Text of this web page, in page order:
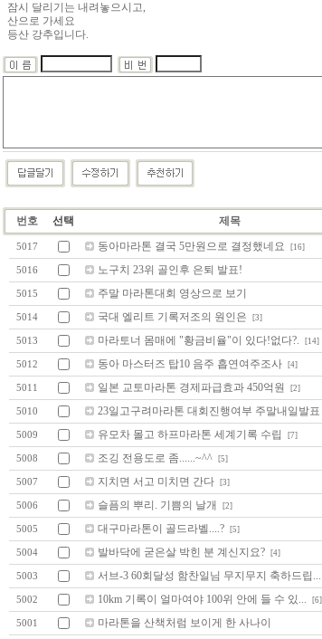
잠시 달리기는 내려놓으시고,
산으로 가세요
등산 강추입니다.
번호 선택 제목
5017 동아마라톤 결국 5만원으로 결정했네요 [16]
5016 노구치 23위 골인후 은퇴 발표!
5015 주말 마라톤대회 영상으로 보기
5014 국대 엘리트 기록저조의 원인은 [3]
5013 마라토너 몸매에 "황금비율"이 있다!없다?. [14]
5012 동아 마스터즈 탑10 음주 흡연여주조사 [4]
5011 일본 교토마라톤 경제파급효과 450억원 [2]
5010 23일고구려마라톤 대회진행여부 주말내일발표
5009 유모차 몰고 하프마라톤 세계기록 수립 [7]
5008 조깅 전용도로 좀......~^^ [5]
5007 지치면 서고 미치면 간다 [3]
5006 슬픔의 뿌리. 기쁨의 날개 [2]
5005 대구마라톤이 골드라벨....? [5]
5004 발바닥에 굳은살 박힌 분 계신지요? [4]
5003 서브-3 60회달성 함찬일님 무지무지 축하드립...
5002 10km 기록이 얼마여야 100위 안에 들 수 있... [6]
5001 마라톤을 산책처럼 보이게 한 사나이